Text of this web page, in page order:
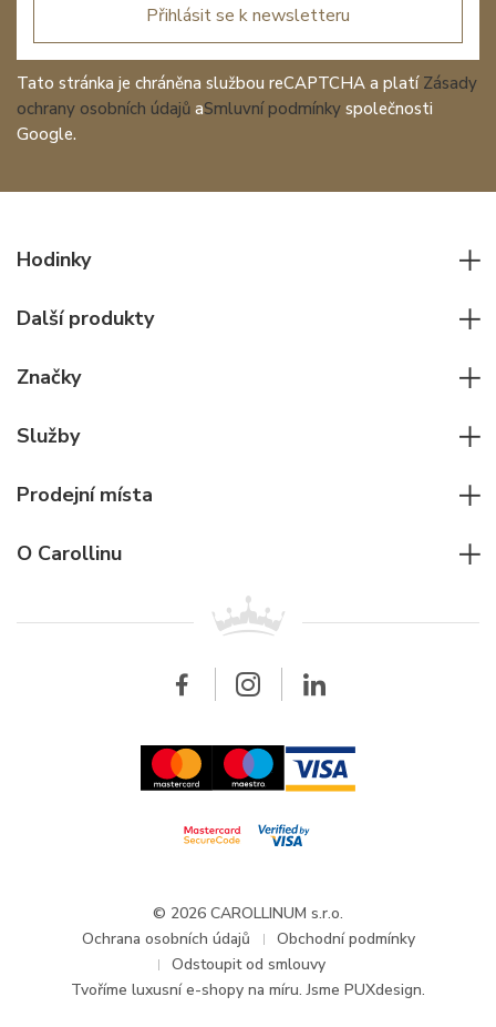
Přihlásit se k newsletteru
Tato stránka je chráněna službou reCAPTCHA a platí Zásady
ochrany osobních údajů aSmluvní podmínky společnosti
Google.
Hodinky
Dámské hodinky
Pilotní hodinky
Potápěčské hodinky
Další produkty
Ostatní doplňky
Značky
Cartier
Breitling
Služby
Pro firmy
Velkoobchod
Prodejní místa
O Carollinu
O společnosti Carollinum
Aktuality a oznámení
© 2026 CAROLLINUM s.r.o.
Ochrana osobních údajů
Obchodní podmínky
Odstoupit od smlouvy
Tvoříme luxusní e-shopy na míru. Jsme PUXdesign.